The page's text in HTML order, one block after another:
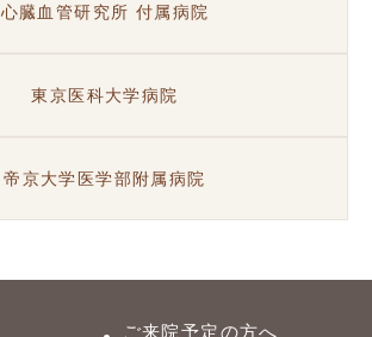
心臓血管研究所 付属病院
東京医科大学病院
帝京大学医学部附属病院
ご来院予定の方へ